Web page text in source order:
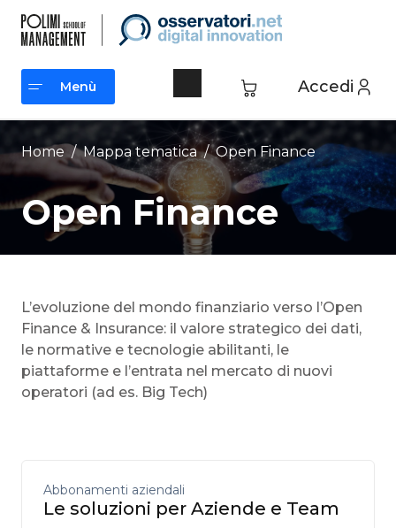
contenuto
Accedi
Menù
Menù
Home / Mappa tematica /Open Finance
Open Finance
L’evoluzione del mondo finanziario verso l’Open
Finance & Insurance: il valore strategico dei dati,
le normative e tecnologie abilitanti, le
piattaforme e l’entrata nel mercato di nuovi
operatori (ad es. Big Tech)
Abbonamenti aziendali
Le soluzioni per Aziende e Team